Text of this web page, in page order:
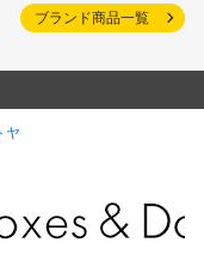
ブランド商品一覧
ヤ